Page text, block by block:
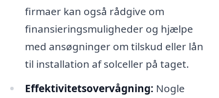
firmaer kan også rådgive om
finansieringsmuligheder og hjælpe
med ansøgninger om tilskud eller lån
til installation af solceller på taget.
Effektivitetsovervågning: Nogle